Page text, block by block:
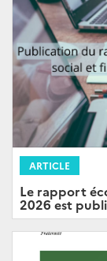
ARTICLE
Le rapport
2026 est